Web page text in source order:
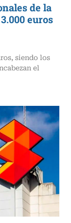
de la
euros
siendo los
el